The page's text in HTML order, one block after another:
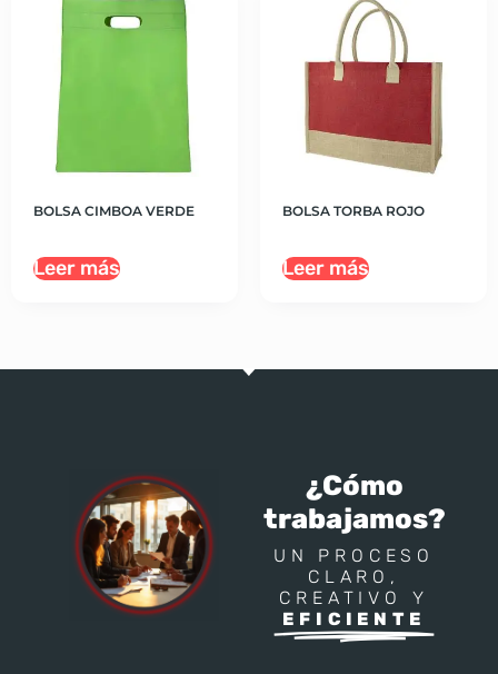
BOLSA CIMBOA VERDE
Leer más
BOLSA TORBA ROJO
Leer más
¿Cómo
trabajamos?
UN PROCESO
CLARO,
CREATIVO Y
EFICIENTE